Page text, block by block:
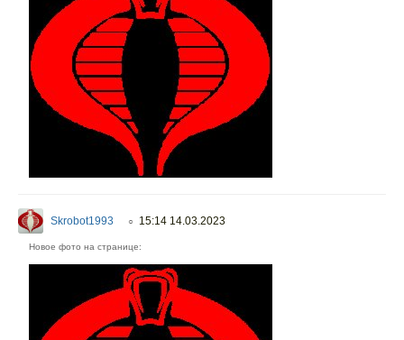
Skrobot1993 ○ 15:14 14.03.2023
Новое фото на странице: